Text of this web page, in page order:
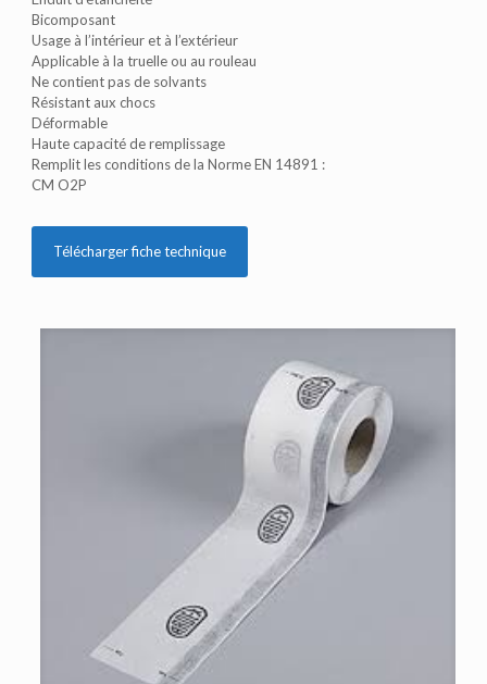
Bicomposant
Usage à l’intérieur et à l’extérieur
Applicable à la truelle ou au rouleau
Ne contient pas de solvants
Résistant aux chocs
Déformable
Haute capacité de remplissage
Remplit les conditions de la Norme EN 14891 :
CM O2P
Télécharger fiche technique